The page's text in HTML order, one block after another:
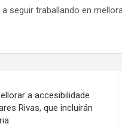
seguir traballando en
a accesibilidade
Rivas, que incluirán